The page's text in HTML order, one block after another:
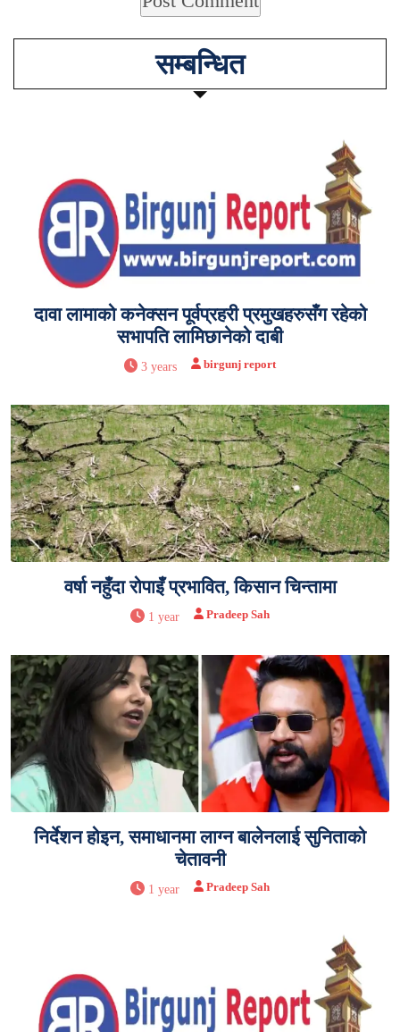
सम्बन्धित
दावा लामाको कनेक्सन पूर्वप्रहरी प्रमुखहरुसँग रहेको
सभापति लामिछानेको दाबी
3 years birgunj report
वर्षा नहुँदा रोपाइँ प्रभावित, किसान चिन्तामा
1 year Pradeep Sah
निर्देशन होइन, समाधानमा लाग्न बालेनलाई सुनिताको
चेतावनी
1 year Pradeep Sah